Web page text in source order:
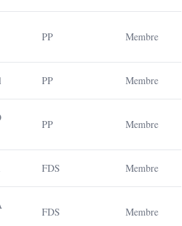
PP Membre
PP Membre
PP Membre
FDS Membre
FDS Membre